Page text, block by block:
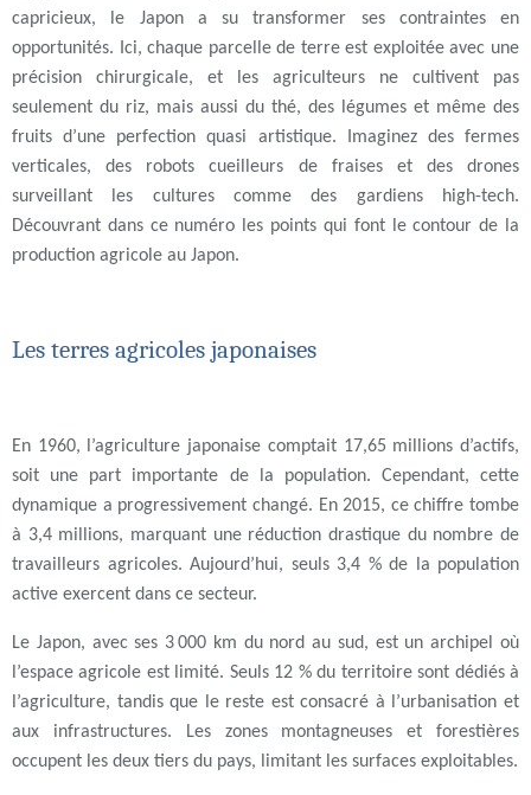
capricieux, le Japon a su transformer ses contraintes en
opportunités. Ici, chaque parcelle de terre est exploitée avec une
précision chirurgicale, et les agriculteurs ne cultivent pas
seulement du riz, mais aussi du thé, des légumes et même des
fruits d’une perfection quasi artistique. Imaginez des fermes
verticales, des robots cueilleurs de fraises et des drones
surveillant les cultures comme des gardiens high-tech.
Découvrant dans ce numéro les points qui font le contour de la
production agricole au Japon.
Les terres agricoles japonaises
En 1960, l’agriculture japonaise comptait 17,65 millions d’actifs,
soit une part importante de la population. Cependant, cette
dynamique a progressivement changé. En 2015, ce chiffre tombe
à 3,4 millions, marquant une réduction drastique du nombre de
travailleurs agricoles. Aujourd’hui, seuls 3,4 % de la population
active exercent dans ce secteur.
Le Japon, avec ses 3 000 km du nord au sud, est un archipel où
l’espace agricole est limité. Seuls 12 % du territoire sont dédiés à
l’agriculture, tandis que le reste est consacré à l’urbanisation et
aux infrastructures. Les zones montagneuses et forestières
occupent les deux tiers du pays, limitant les surfaces exploitables.